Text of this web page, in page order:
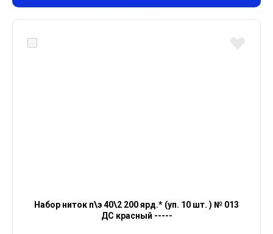
Набор ниток п\э 40\2 200 ярд.* (уп. 10 шт. ) № 013
ДС красный -----